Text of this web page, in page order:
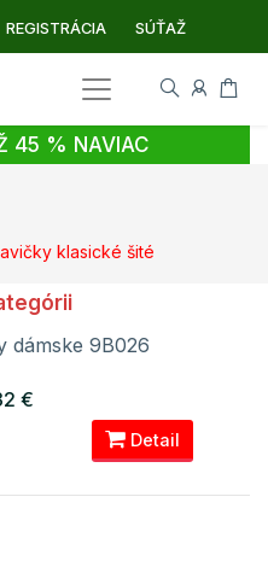
REGISTRÁCIA SÚŤAŽ
45 % NAVIAC
klasické šité
dámske 9B026
€
Detail